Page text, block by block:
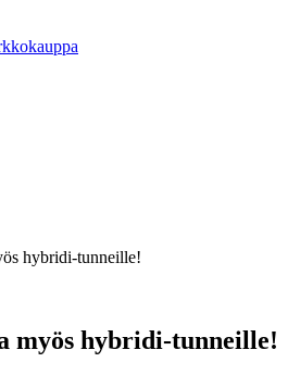
hybridi-tunneille!
myös hybridi-tunneille!